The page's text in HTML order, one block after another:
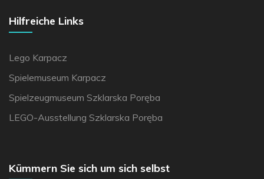
Hilfreiche Links
Lego Karpacz
Spielemuseum Karpacz
Spielzeugmuseum Szklarska Poręba
LEGO-Ausstellung Szklarska Poręba
Kümmern Sie sich um sich selbst